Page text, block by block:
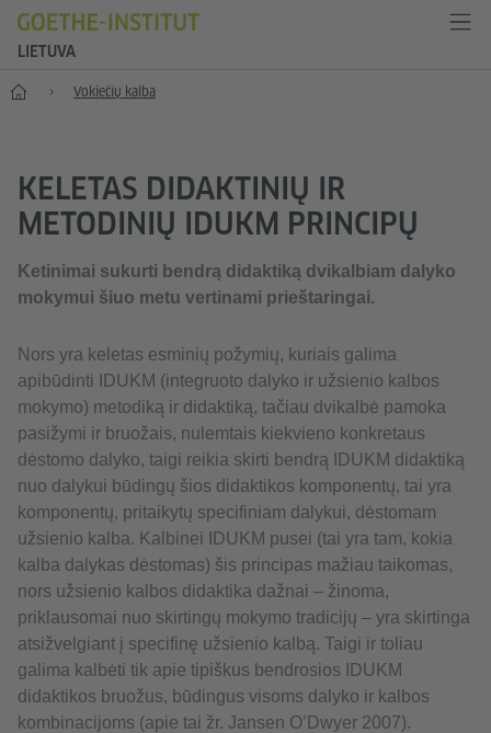
LIETUVA
Pradžia Vokiečių kalba
KELETAS DIDAKTINIŲ IR
METODINIŲ IDUKM PRINCIPŲ
Ketinimai sukurti bendrą didaktiką dvikalbiam dalyko
mokymui šiuo metu vertinami prieštaringai.
Nors yra keletas esminių požymių, kuriais galima
apibūdinti IDUKM (integruoto dalyko ir užsienio kalbos
mokymo) metodiką ir didaktiką, tačiau dvikalbė pamoka
pasižymi ir bruožais, nulemtais kiekvieno konkretaus
dėstomo dalyko, taigi reikia skirti bendrą IDUKM didaktiką
nuo dalykui būdingų šios didaktikos komponentų, tai yra
komponentų, pritaikytų specifiniam dalykui, dėstomam
užsienio kalba. Kalbinei IDUKM pusei (tai yra tam, kokia
kalba dalykas dėstomas) šis principas mažiau taikomas,
nors užsienio kalbos didaktika dažnai – žinoma,
priklausomai nuo skirtingų mokymo tradicijų – yra skirtinga
atsižvelgiant į specifinę užsienio kalbą. Taigi ir toliau
galima kalbėti tik apie tipiškus bendrosios IDUKM
didaktikos bruožus, būdingus visoms dalyko ir kalbos
kombinacijoms (apie tai žr. Jansen O’Dwyer 2007).